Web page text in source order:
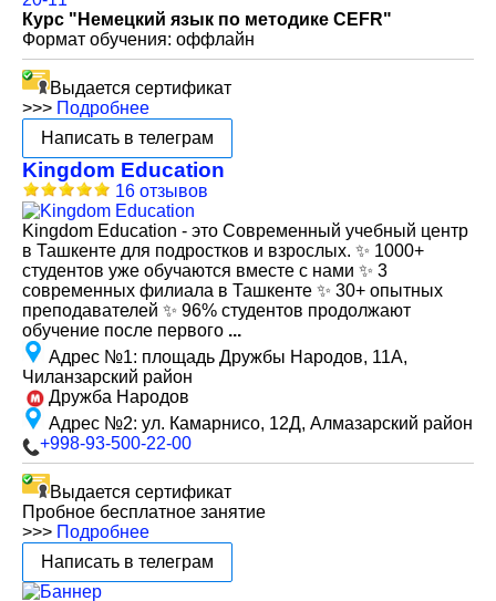
Курс "Немецкий язык по методике CEFR"
Формат обучения: оффлайн
Выдается сертификат
>>> Подробнее
Написать в телеграм
Kingdom Education
16 отзывов
Kingdom Education - это Современный учебный центр
в Ташкенте для подростков и взрослых. ✨ 1000+
студентов уже обучаются вместе с нами ✨ 3
современных филиала в Ташкенте ✨ 30+ опытных
преподавателей ✨ 96% студентов продолжают
обучение после первого ...
Адрес №1: площадь Дружбы Народов, 11А,
Чиланзарский район
Дружба Народов
Адрес №2: ул. Камарнисо, 12Д, Алмазарский район
+998-93-500-22-00
Выдается сертификат
Пробное бесплатное занятие
>>> Подробнее
Написать в телеграм